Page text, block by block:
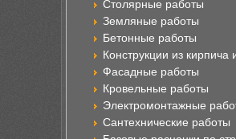
Столярные работы
Земляные работы
Бетонные работы
Конструкции из кирпича
Фасадные работы
Кровельные работы
Электромонтажные
Сантехнические работы